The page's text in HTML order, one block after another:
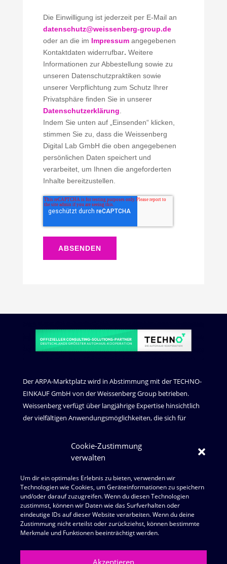
Cookie-Zustimmung
verwalten
Um dir ein optimales Erlebnis zu bieten, verwenden wir
Technologien wie Cookies, um Geräteinformationen zu speichern
und/oder darauf zuzugreifen. Wenn du diesen Technologien
zustimmst, können wir Daten wie das Surfverhalten oder
eindeutige IDs auf dieser Website verarbeiten. Wenn du deine
Zustimmung nicht erteilst oder zurückziehst, können bestimmte
Merkmale und Funktionen beeinträchtigt werden.
Akzeptieren
Die Einwilligung ist jederzeit per E-Mail an
datenschutz@weissenberg-group.de
oder an die im Impressumangegebenen
Kontaktdaten widerrufbar. Weitere
Informationen zur Abbestellung sowie zu
unseren Datenschutzpraktiken sowie
unserer Verpflichtung zum Schutz Ihrer
Privatsphäre finden Sie in unserer
Datenschutzerklärung.
Indem Sie unten auf „Einsenden“ klicken,
stimmen Sie zu, dass die Weissenberg
Digital Lab GmbH die oben angegebenen
persönlichen Daten speichert und
verarbeitet, um Ihnen die angeforderten
Inhalte bereitzustellen.
Der ARPA-Marktplatz wird in Abstimmung mit der TECHNO-
EINKAUF GmbH von der Weissenberg Group betrieben.
Weissenberg verfügt über langjährige Expertise hinsichtlich
der vielfältigen Anwendungsmöglichkeiten, die sich für
den Einsatz von Robotic Process Automation und
Künstlicher Intelligenz ergeben. Im Zentrum steht die
durch Software-Roboter, um die vorhandenen Ressourcen
effizienter einzusetzen und damit für die Unternehmen
letztendlich einen wirtschaftlichen Mehrwert zu schaffen.
UNTERNEHMEN